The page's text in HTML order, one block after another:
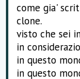
come gia'
clone.
visto che sei
in
in questo
in questo